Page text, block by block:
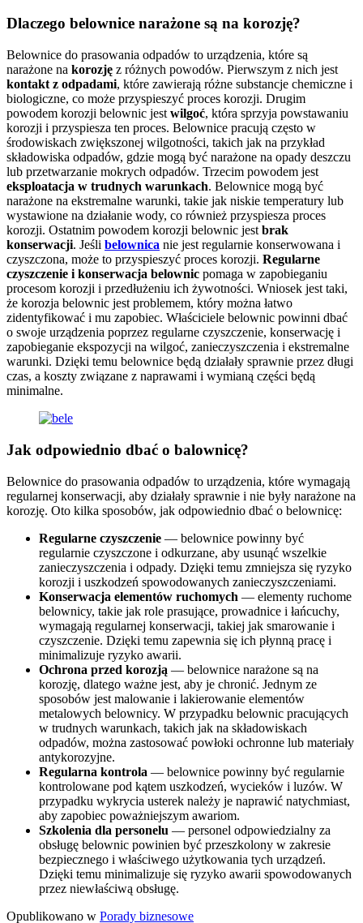
Dlaczego belownice narażone są na korozję?
Belownice do prasowania odpadów to urządzenia, które są
narażone na korozję z różnych powodów. Pierwszym z nich jest
kontakt z odpadami, które zawierają różne substancje chemiczne i
biologiczne, co może przyspieszyć proces korozji. Drugim
powodem korozji belownic jest wilgoć, która sprzyja powstawaniu
korozji i przyspiesza ten proces. Belownice pracują często w
środowiskach zwiększonej wilgotności, takich jak na przykład
składowiska odpadów, gdzie mogą być narażone na opady deszczu
lub przetwarzanie mokrych odpadów. Trzecim powodem jest
eksploatacja w trudnych warunkach. Belownice mogą być
narażone na ekstremalne warunki, takie jak niskie temperatury lub
wystawione na działanie wody, co również przyspiesza proces
korozji. Ostatnim powodem korozji belownic jest brak
konserwacji. Jeśli belownica nie jest regularnie konserwowana i
czyszczona, może to przyspieszyć proces korozji. Regularne
czyszczenie i konserwacja belownic pomaga w zapobieganiu
procesom korozji i przedłużeniu ich żywotności. Wniosek jest taki,
że korozja belownic jest problemem, który można łatwo
zidentyfikować i mu zapobiec. Właściciele belownic powinni dbać
o swoje urządzenia poprzez regularne czyszczenie, konserwację i
zapobieganie ekspozycji na wilgoć, zanieczyszczenia i ekstremalne
warunki. Dzięki temu belownice będą działały sprawnie przez długi
czas, a koszty związane z naprawami i wymianą części będą
minimalne.
Jak odpowiednio dbać o balownicę?
Belownice do prasowania odpadów to urządzenia, które wymagają
regularnej konserwacji, aby działały sprawnie i nie były narażone na
korozję. Oto kilka sposobów, jak odpowiednio dbać o belownicę:
Regularne czyszczenie — belownice powinny być
regularnie czyszczone i odkurzane, aby usunąć wszelkie
zanieczyszczenia i odpady. Dzięki temu zmniejsza się ryzyko
korozji i uszkodzeń spowodowanych zanieczyszczeniami.
Konserwacja elementów ruchomych — elementy ruchome
belownicy, takie jak role prasujące, prowadnice i łańcuchy,
wymagają regularnej konserwacji, takiej jak smarowanie i
czyszczenie. Dzięki temu zapewnia się ich płynną pracę i
minimalizuje ryzyko awarii.
Ochrona przed korozją — belownice narażone są na
korozję, dlatego ważne jest, aby je chronić. Jednym ze
sposobów jest malowanie i lakierowanie elementów
metalowych belownicy. W przypadku belownic pracujących
w trudnych warunkach, takich jak na składowiskach
odpadów, można zastosować powłoki ochronne lub materiały
antykorozyjne.
Regularna kontrola — belownice powinny być regularnie
kontrolowane pod kątem uszkodzeń, wycieków i luzów. W
przypadku wykrycia usterek należy je naprawić natychmiast,
aby zapobiec poważniejszym awariom.
Szkolenia dla personelu — personel odpowiedzialny za
obsługę belownic powinien być przeszkolony w zakresie
bezpiecznego i właściwego użytkowania tych urządzeń.
Dzięki temu minimalizuje się ryzyko awarii spowodowanych
przez niewłaściwą obsługę.
Opublikowano w Porady biznesowe